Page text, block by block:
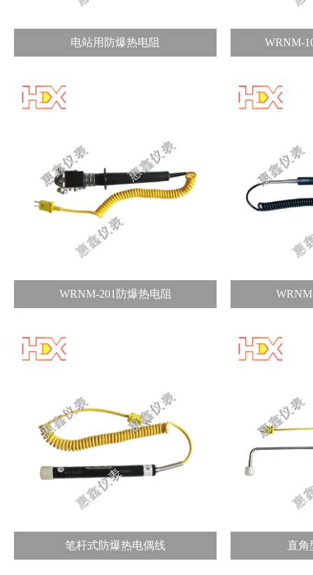
电站用防爆热电阻 WRNM-
WRNM-201防爆热电阻
笔杆式防爆热电偶线 直角